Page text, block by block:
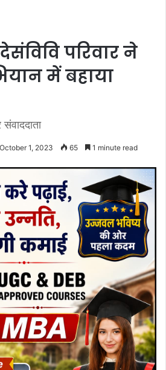
परिवार ने
में बहाया
संवाददाता
October 1, 2023 65 1 minute read